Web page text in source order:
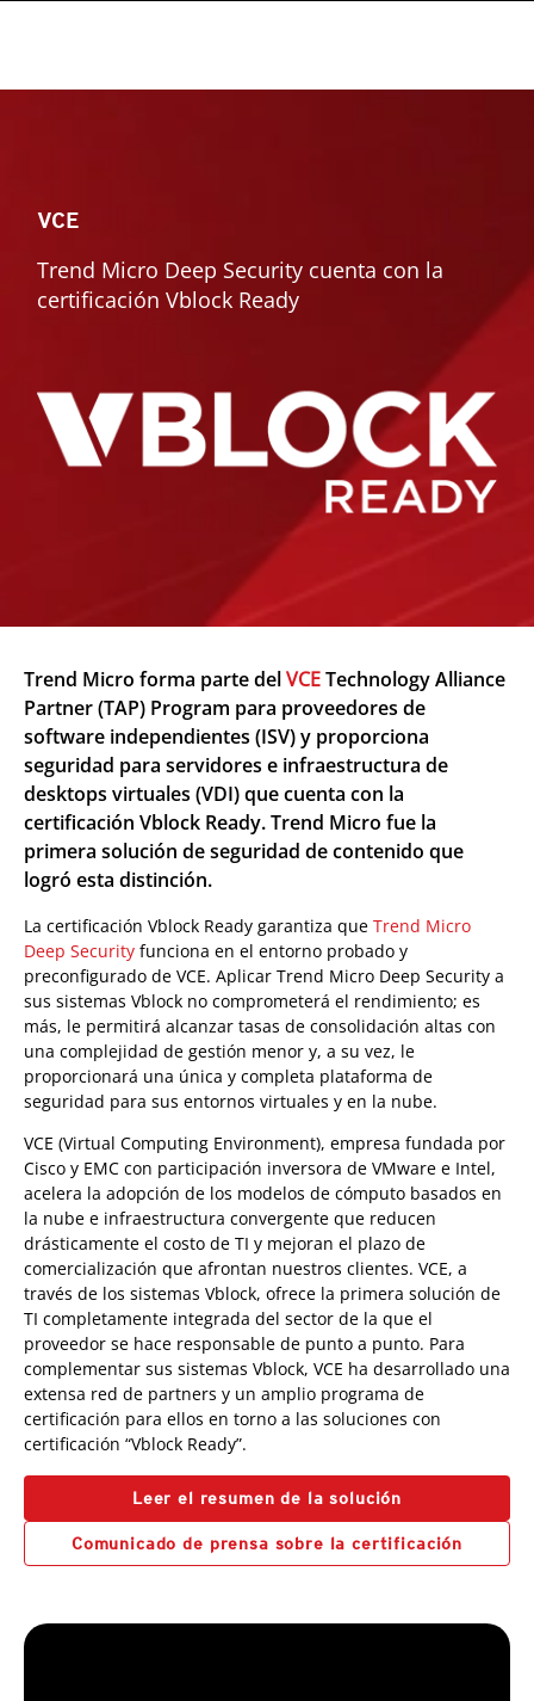
VCE
Trend Micro Deep Security cuenta con la
certificación Vblock Ready
Trend Micro forma parte delVCETechnology Alliance
Partner (TAP) Program para proveedores de
software independientes (ISV) y proporciona
seguridad para servidores e infraestructura de
desktops virtuales (VDI) que cuenta con la
certificación Vblock Ready. Trend Micro fue la
primera solución de seguridad de contenido que
logró esta distinción.
La certificación Vblock Ready garantiza que Trend Micro
Deep Security funciona en el entorno probado y
preconfigurado de VCE. Aplicar Trend Micro Deep Security a
sus sistemas Vblock no comprometerá el rendimiento; es
más, le permitirá alcanzar tasas de consolidación altas con
una complejidad de gestión menor y, a su vez, le
proporcionará una única y completa plataforma de
seguridad para sus entornos virtuales y en la nube.
VCE (Virtual Computing Environment), empresa fundada por
Cisco y EMC con participación inversora de VMware e Intel,
acelera la adopción de los modelos de cómputo basados en
la nube e infraestructura convergente que reducen
drásticamente el costo de TI y mejoran el plazo de
comercialización que afrontan nuestros clientes. VCE, a
través de los sistemas Vblock, ofrece la primera solución de
TI completamente integrada del sector de la que el
proveedor se hace responsable de punto a punto. Para
complementar sus sistemas Vblock, VCE ha desarrollado una
extensa red de partners y un amplio programa de
certificación para ellos en torno a las soluciones con
certificación “Vblock Ready”.
Leer el resumen de la solución
Comunicado de prensa sobre la certificación